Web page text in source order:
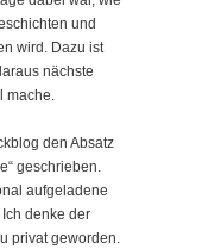
und
wird. Dazu ist
nächste
den Absatz
geschrieben.
aufgeladene
denke der
privat geworden.